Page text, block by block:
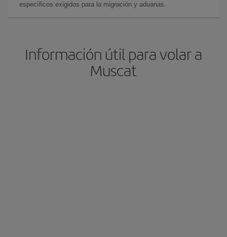
específicos exigidos para la migración y aduanas.
Información útil para volar a
Muscat